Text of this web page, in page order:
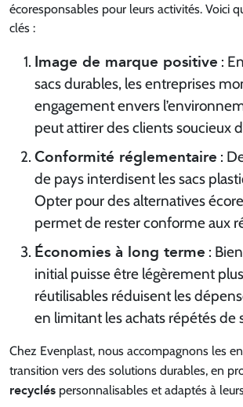
écoresponsables pour leurs activités. Voici
clés :
Image de marque positive :
sacs durables, les entreprises
engagement envers
peut attirer des clients soucieux
Conformité réglementaire :
de pays interdisent les sacs
Opter pour des alternatives
permet de rester conforme aux
Économies à long terme :
initial puisse être légèrement
réutilisables réduisent les
en limitant les achats répétés de
Chez Evenplast, nous accompagnons les
transition vers des solutions durables, en
recyclés personnalisables et adaptés à